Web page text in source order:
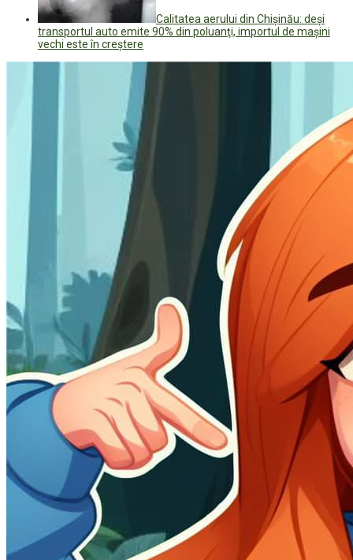
Calitatea aerului din Chişinău: deşi
transportul auto emite 90% din poluanţi, importul de maşini
vechi este în creştere